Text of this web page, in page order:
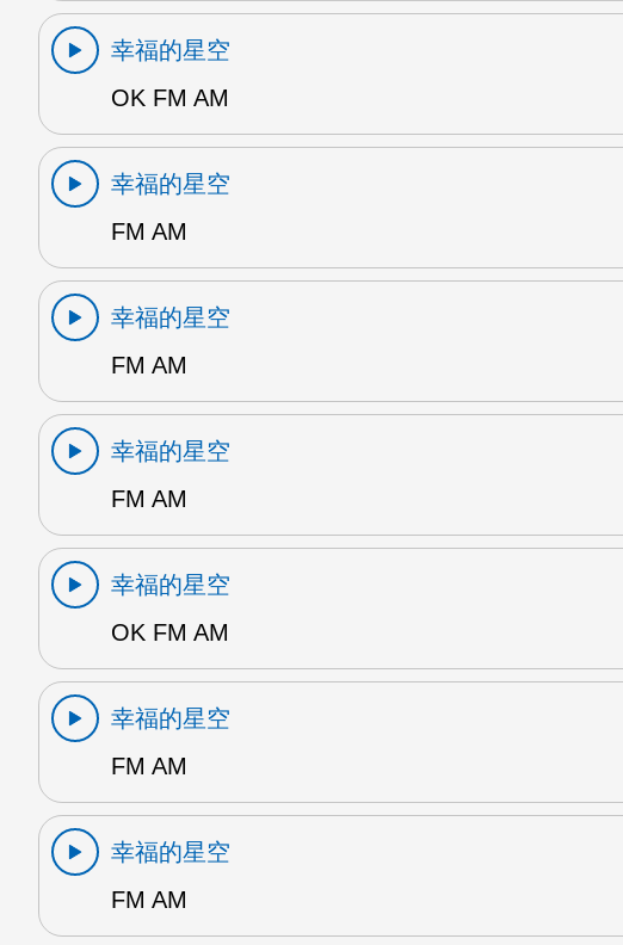
幸福的星空
OK FM AM
幸福的星空
FM AM
幸福的星空
FM AM
幸福的星空
FM AM
幸福的星空
OK FM AM
幸福的星空
FM AM
幸福的星空
FM AM